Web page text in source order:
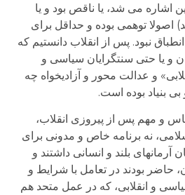
اشاره می شد، یا ناقص بود و یا
اصولا توهمی بوده و حداقل برای
نبود. پس از انقلاب دانستیم که
و یا حتی سنتگرایان سیاسی و
و عدالت محور و آزادیخواه چه
بنیاد بوده است.
و مهم پس از پیروزی انقلاب،
نه برنامه خاص و مدونی برای
بلند و انسانی داشتند و
حاضر بودند در تعامل با شرایط و
و انقلابی، که در عمل متحد هم